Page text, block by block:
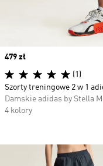
Price
479 zł
(1)
Szorty treningowe 2 w 1
Damskie adidas by Stella
4 kolory